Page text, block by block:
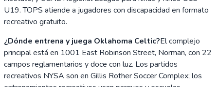
U19. TOPS atiende a jugadores con discapacidad en formato
recreativo gratuito.
¿Dónde entrena y juega Oklahoma Celtic?El complejo
principal está en 1001 East Robinson Street, Norman, con 22
campos reglamentarios y doce con luz. Los partidos
recreativos NYSA son en Gillis Rother Soccer Complex; los